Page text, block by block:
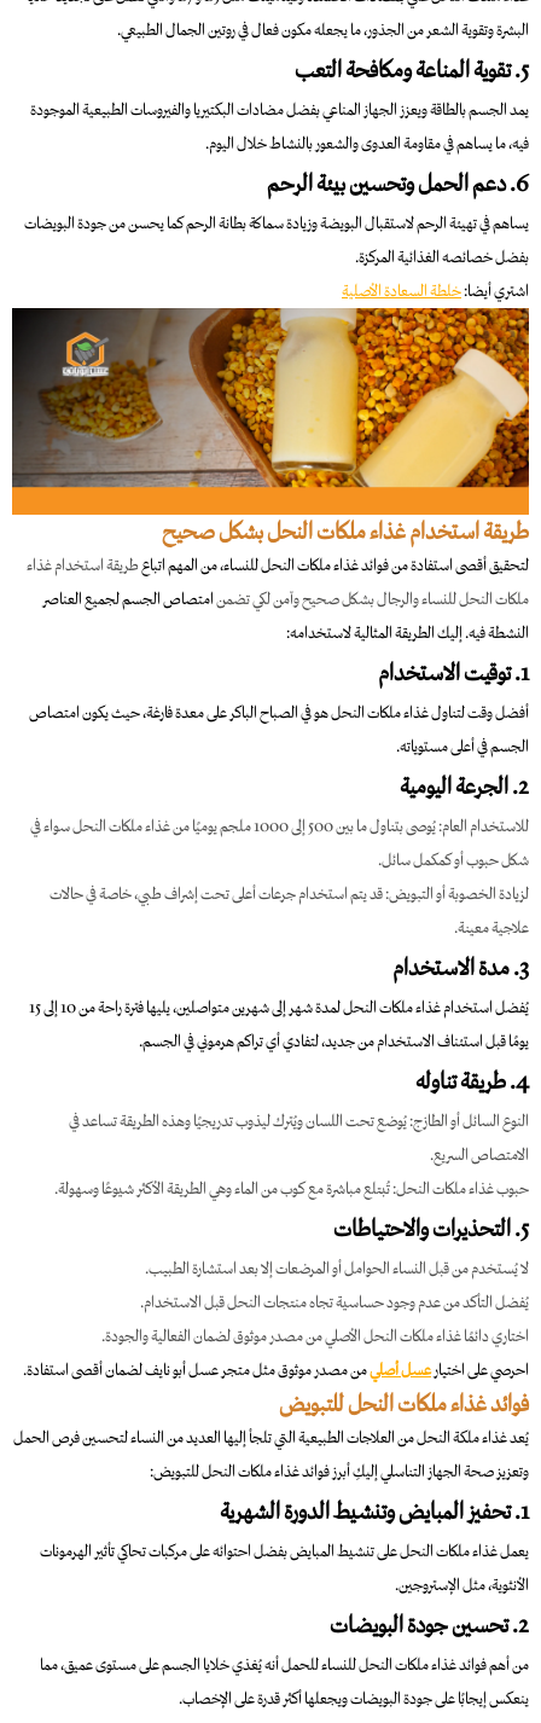
البشرة وتقوية الشعر من الجذور، ما يجعله مكون فعال في روتين الجمال الطبيعي.
5. تقوية المناعة ومكافحة التعب
يمد الجسم بالطاقة ويعزز الجهاز المناعي بفضل مضادات البكتيريا والفيروسات الطبيعية الموجودة
فيه، ما يساهم في مقاومة العدوى والشعور بالنشاط خلال اليوم.
6. دعم الحمل وتحسين بيئة الرحم
يساهم في تهيئة الرحم لاستقبال البويضة وزيادة سماكة بطانة الرحم كما يحسن من جودة البويضات
بفضل خصائصه الغذائية المركزة.
اشتري أيضا:خلطة السعادة الأصلية
طريقة استخدام غذاء ملكات النحل بشكل صحيح
لتحقيق أقصى استفادة من فوائد غذاء ملكات النحل للنساء، من المهم اتباع طريقة استخدام غذاء
ملكات النحل للنساء والرجال بشكل صحيح وآمن لكي تضمنامتصاص الجسم لجميع العناصر
النشطة فيه. إليك الطريقة المثالية لاستخدامه:
1. توقيت الاستخدام
أفضل وقت لتناول غذاء ملكات النحل هو في الصباح الباكر على معدة فارغة، حيث يكون امتصاص
الجسم في أعلى مستوياته.
2. الجرعة اليومية
للاستخدام العام: يُوصى بتناول ما بين 500 إلى 1000 ملجم يوميًا من غذاء ملكات النحل سواء في
شكل حبوب أو كمكمل سائل.
لزيادة الخصوبة أو التبويض: قد يتم استخدام جرعات أعلى تحت إشراف طبي، خاصة في حالات
علاجية معينة.
3. مدة الاستخدام
يُفضل استخدام غذاء ملكات النحل لمدة شهر إلى شهرين متواصلين، يليها فترة راحة من 10 إلى 15
يومًا قبل استئناف الاستخدام من جديد، لتفادي أي تراكم هرموني في الجسم.
4. طريقة تناوله
النوع السائل أو الطازج: يُوضع تحت اللسان ويُترك ليذوب تدريجيًا وهذه الطريقة تساعد في
الامتصاص السريع.
حبوب غذاء ملكات النحل: تُبتلع مباشرة مع كوب من الماء وهي الطريقة الأكثر شيوعًا وسهولة.
5. التحذيرات والاحتياطات
لا يُستخدم من قبل النساء الحوامل أو المرضعات إلا بعد استشارة الطبيب.
يُفضل التأكد من عدم وجود حساسية تجاه منتجات النحل قبل الاستخدام.
اختاري دائمًا غذاء ملكات النحل الأصلي من مصدر موثوق لضمان الفعالية والجودة.
احرصي على اختيارعسل أصليمن مصدر موثوق مثل متجر عسل أبو نايف لضمان أقصى استفادة.
فوائد غذاء ملكات النحل للتبويض
يُعد غذاء ملكة النحل من العلاجات الطبيعية التي تلجأ إليها العديد من النساء لتحسين فرص الحمل
وتعزيز صحة الجهاز التناسلي إليكِ أبرز فوائد غذاء ملكات النحل للتبويض:
1. تحفيز المبايض وتنشيط الدورة الشهرية
يعمل غذاء ملكات النحل على تنشيط المبايض بفضل احتوائه على مركبات تحاكي تأثير الهرمونات
الأنثوية، مثل الإستروجين.
2. تحسين جودة البويضات
من أهم فوائد غذاء ملكات النحل للنساء للحمل أنه يُغذي خلايا الجسم على مستوى عميق، مما
ينعكس إيجابًا على جودة البويضات ويجعلها أكثر قدرة على الإخصاب.